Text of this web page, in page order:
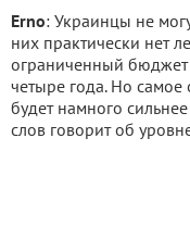
Erno: Украинцы не
них практически нет
ограниченный
четыре года. Но
будет намного
слов говорит об